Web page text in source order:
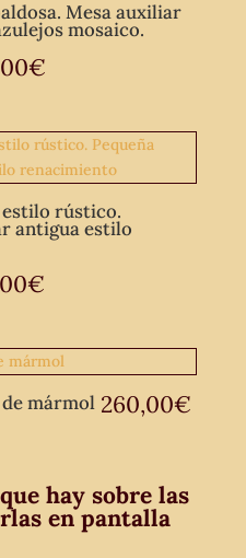
Mesa auxiliar
mosaico.
€
rústico.
antigua estilo
€
mármol 260,00€
hay sobre las
en pantalla